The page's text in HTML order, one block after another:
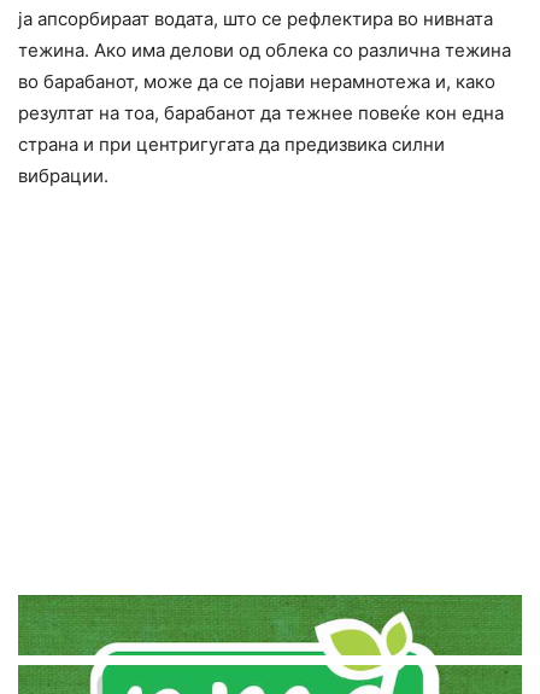
ја апсорбираат водата, што се рефлектира во нивната
тежина. Ако има делови од облека со различна тежина
во барабанот, може да се појави нерамнотежа и, како
резултат на тоа, барабанот да тежнее повеќе кон една
страна и при центригугата да предизвика силни
вибрации.